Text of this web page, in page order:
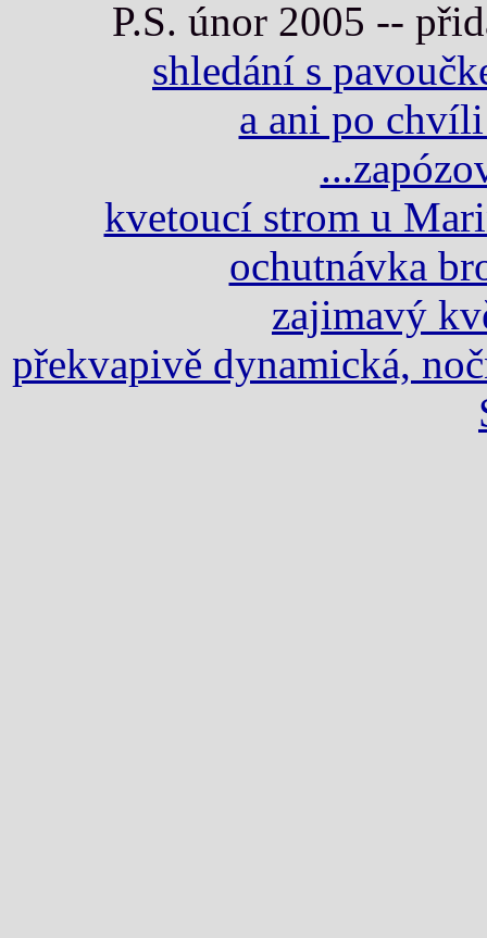
P.S. únor 2005 --
shledání s
a ani po
kvetoucí strom u
ochutnávka
zajimavý
překvapivě dynamická,